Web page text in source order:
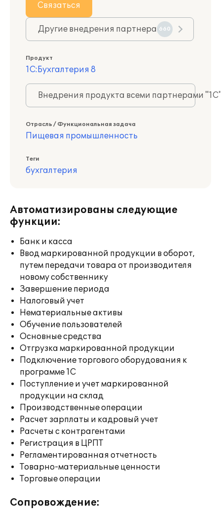
Связаться
Другие внедрения партнера 660
Продукт
1С:Бухгалтерия 8
Внедрения продукта всеми партнерами
Отрасль / Функциональная задача
Пищевая промышленность
Теги
бухгалтерия
Автоматизированы следующие
функции:
Банк и касса
Ввод маркированной продукции в оборот,
путем передачи товара от производителя
новому собственнику
Завершение периода
Налоговый учет
Нематериальные активы
Обучение пользователей
Основные средства
Отгрузка маркированной продукции
Подключение торгового оборудования к
программе 1С
Поступление и учет маркированной
продукции на склад
Производственные операции
Расчет зарплаты и кадровый учет
Расчеты с контрагентами
Регистрация в ЦРПТ
Регламентированная отчетность
Товарно-материальные ценности
Торговые операции
Сопровождение: